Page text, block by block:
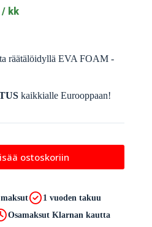
/ kk
räätälöidyllä EVA FOAM -
kaikkialle Eurooppaan!
ostoskoriin
1 vuoden takuu
Osamaksut Klarnan kautta